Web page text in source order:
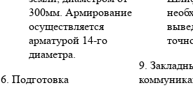
300мм. Армирование
осуществляется
арматурой 14-го
диаметра.
6. Подготовка
9.